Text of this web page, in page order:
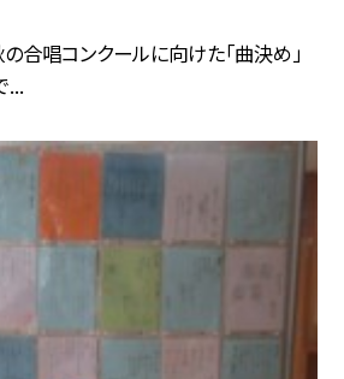
合唱コンクールに向けた「曲決め」
...